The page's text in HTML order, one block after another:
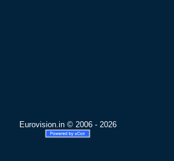
Eurovision.in © 2006 - 2026